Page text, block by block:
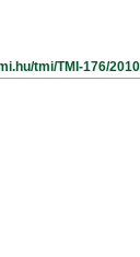
tmi/TMI-176/2010